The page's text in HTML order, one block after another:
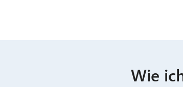
Wie